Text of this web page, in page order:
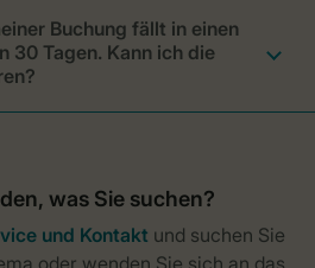
Buchung fällt in einen
30 Tagen. Kann ich die